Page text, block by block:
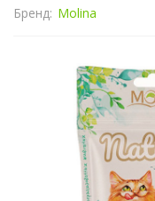
Бренд: Molina